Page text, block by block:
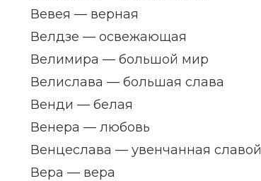
Вевея — верная
Велдзе — освежающая
Велимира — большой мир
Велислава — большая слава
Венди — белая
Венера — любовь
Венцеслава — увенчанная славой
Вера — вера